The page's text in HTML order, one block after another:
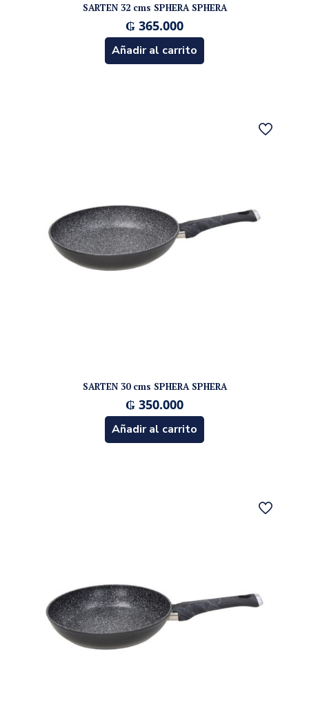
SARTEN 32 cms SPHERA SPHERA
₲ 365.000
Añadir al carrito
SARTEN 30 cms SPHERA SPHERA
₲ 350.000
Añadir al carrito